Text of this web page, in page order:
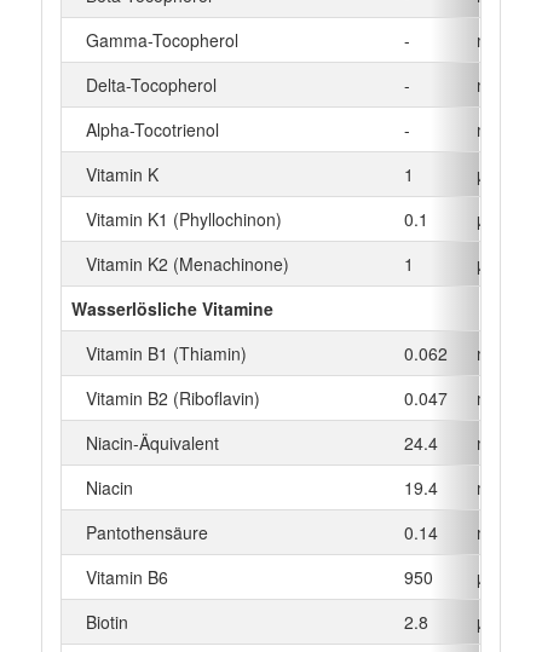
Gamma-Tocopherol
-
mg
Delta-Tocopherol
-
mg
Alpha-Tocotrienol
-
mg
Vitamin K
1
µg
Vitamin K1 (Phyllochinon)
0.1
µg
Vitamin K2 (Menachinone)
1
µg
Wasserlösliche Vitamine
Vitamin B1 (Thiamin)
0.062
mg
Vitamin B2 (Riboflavin)
0.047
mg
Niacin-Äquivalent
24.4
mg
Niacin
19.4
mg
Pantothensäure
0.14
mg
Vitamin B6
950
µg
Biotin
2.8
µg